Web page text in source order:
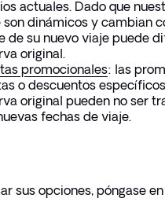
actuales. Dado que
son dinámicos y cambian
de su nuevo viaje puede
original.
promocionales: las
o descuentos
original pueden no ser
fechas de viaje.
sus opciones, póngase